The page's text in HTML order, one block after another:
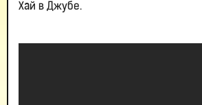
Хай в Джубе.